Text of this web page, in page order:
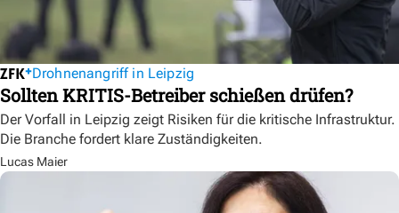
Drohnenangriff in Leipzig
Sollten KRITIS-Betreiber schießen drüfen?
Der Vorfall in Leipzig zeigt Risiken für die kritische Infrastruktur.
Die Branche fordert klare Zuständigkeiten.
Lucas Maier